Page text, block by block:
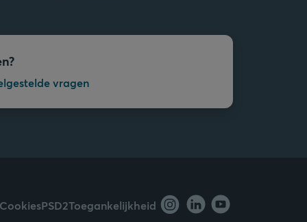
vragen
CookiesPSD2Toegankelijkheid